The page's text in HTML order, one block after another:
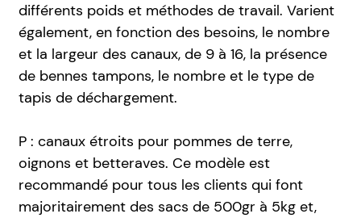
différents poids et méthodes de travail. Varient
également, en fonction des besoins, le nombre
et la largeur des canaux, de 9 à 16, la présence
de bennes tampons, le nombre et le type de
tapis de déchargement.
P : canaux étroits pour pommes de terre,
oignons et betteraves. Ce modèle est
recommandé pour tous les clients qui font
majoritairement des sacs de 500gr à 5kg et,